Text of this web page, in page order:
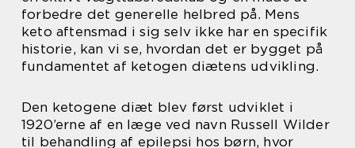
forbedre det generelle helbred på. Mens
keto aftensmad i sig selv ikke har en specifik
historie, kan vi se, hvordan det er bygget på
fundamentet af ketogen diætens udvikling.
Den ketogene diæt blev først udviklet i
1920’erne af en læge ved navn Russell Wilder
til behandling af epilepsi hos børn, hvor